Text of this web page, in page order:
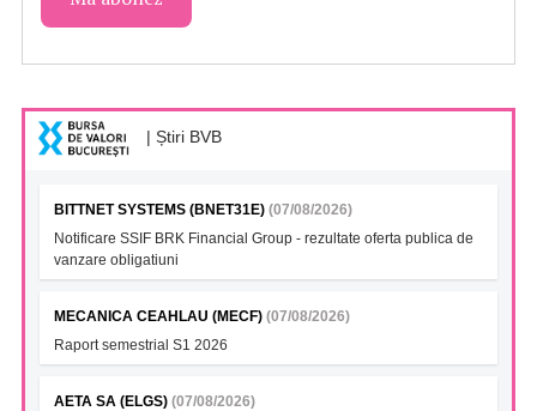
| Știri BVB
BITTNET SYSTEMS (BNET31E) (07/08/2026)
Notificare SSIF BRK Financial Group - rezultate oferta publica de
vanzare obligatiuni
MECANICA CEAHLAU (MECF) (07/08/2026)
Raport semestrial S1 2026
AETA SA (ELGS) (07/08/2026)